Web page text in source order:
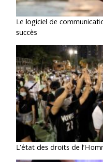
Le logiciel de
succès
L’état des droits de